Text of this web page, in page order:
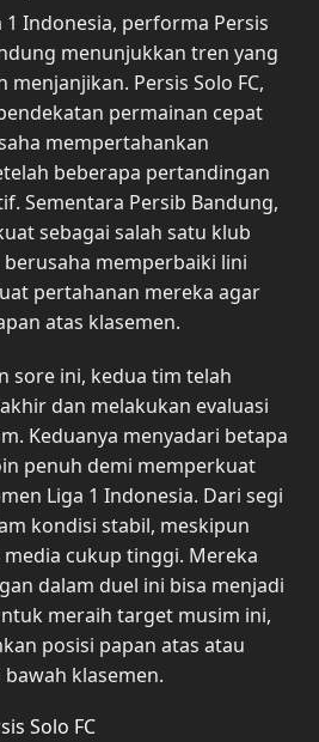
1 Indonesia, performa Persis
menunjukkan tren yang
Persis Solo FC,
permainan cepat
mempertahankan
beberapa pertandingan
Sementara Persib Bandung,
sebagai salah satu klub
memperbaiki lini
pertahanan mereka agar
atas klasemen.
sore ini, kedua tim telah
dan melakukan evaluasi
Keduanya menyadari betapa
penuh demi memperkuat
Liga 1 Indonesia. Dari segi
kondisi stabil, meskipun
cukup tinggi. Mereka
dalam duel ini bisa menjadi
meraih target musim ini,
posisi papan atas atau
klasemen.
Solo FC